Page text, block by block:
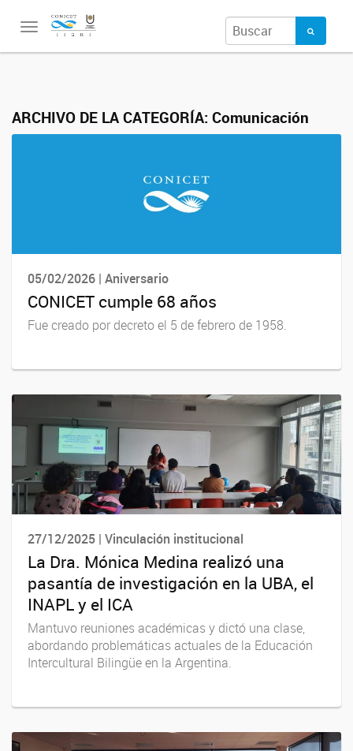
Toggle
ARCHIVO DE LA CATEGORÍA: Comunicación
05/02/2026 | Aniversario
CONICET cumple 68 años
Fue creado por decreto el 5 de febrero de 1958.
27/12/2025 | Vinculación institucional
La Dra. Mónica Medina realizó una
pasantía de investigación en la UBA, el
INAPL y el ICA
Mantuvo reuniones académicas y dictó una clase,
abordando problemáticas actuales de la Educación
Intercultural Bilingüe en la Argentina.